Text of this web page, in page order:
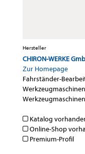
Hersteller
CHIRON-WERKE
Zur Homepage
Fahrständer-
Werkzeugmaschinen
Katalog
Online-Shop
Premium-Profil